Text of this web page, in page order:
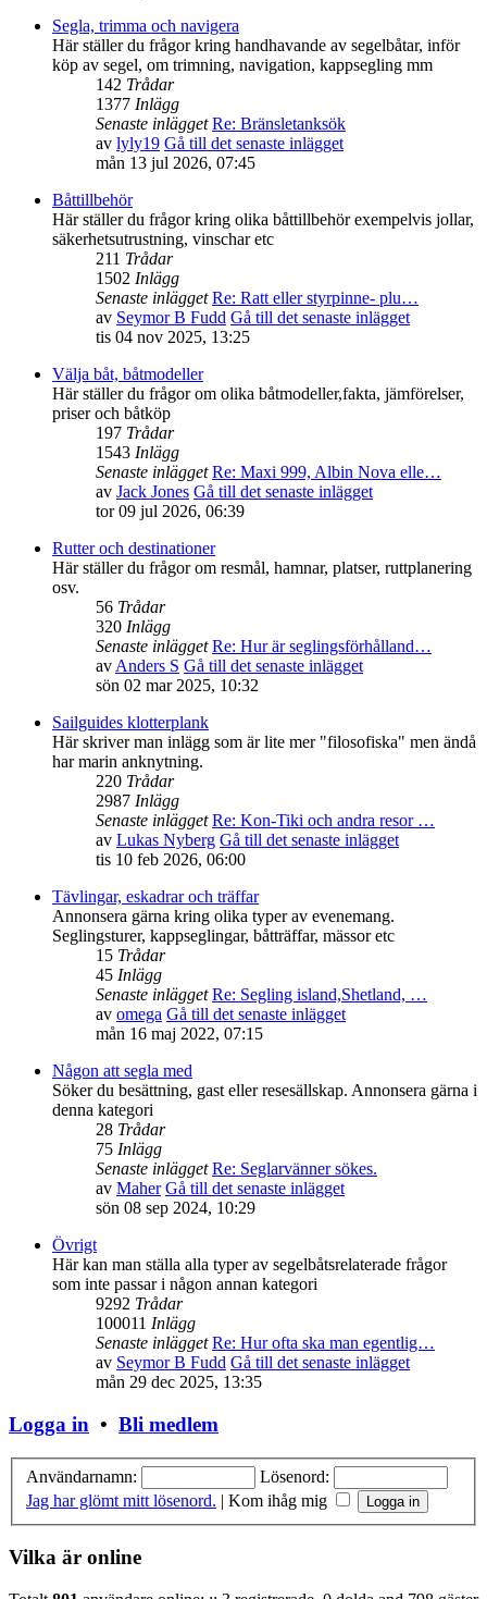
Segla, trimma och navigera
Här ställer du frågor kring handhavande av segelbåtar, inför
köp av segel, om trimning, navigation, kappsegling mm
142 Trådar
1377 Inlägg
Senaste inlägget Re: Bränsletanksök
av lyly19 Gå till det senaste inlägget
mån 13 jul 2026, 07:45
Båttillbehör
Här ställer du frågor kring olika båttillbehör exempelvis jollar,
säkerhetsutrustning, vinschar etc
211 Trådar
1502 Inlägg
Senaste inlägget Re: Ratt eller styrpinne- plu…
av Seymor B Fudd Gå till det senaste inlägget
tis 04 nov 2025, 13:25
Välja båt, båtmodeller
Här ställer du frågor om olika båtmodeller,fakta, jämförelser,
priser och båtköp
197 Trådar
1543 Inlägg
Senaste inlägget Re: Maxi 999, Albin Nova elle…
av Jack Jones Gå till det senaste inlägget
tor 09 jul 2026, 06:39
Rutter och destinationer
Här ställer du frågor om resmål, hamnar, platser, ruttplanering
osv.
56 Trådar
320 Inlägg
Senaste inlägget Re: Hur är seglingsförhålland…
avAnders S Gå till det senaste inlägget
sön 02 mar 2025, 10:32
Sailguides klotterplank
Här skriver man inlägg som är lite mer "filosofiska" men ändå
har marin anknytning.
220 Trådar
2987 Inlägg
Senaste inlägget Re: Kon-Tiki och andra resor …
av Lukas Nyberg Gå till det senaste inlägget
tis 10 feb 2026, 06:00
Tävlingar, eskadrar och träffar
Annonsera gärna kring olika typer av evenemang.
Seglingsturer, kappseglingar, båtträffar, mässor etc
15 Trådar
45 Inlägg
Senaste inlägget Re: Segling island,Shetland, …
av omega Gå till det senaste inlägget
mån 16 maj 2022, 07:15
Någon att segla med
Söker du besättning, gast eller resesällskap. Annonsera gärna i
denna kategori
28 Trådar
75 Inlägg
Senaste inlägget Re: Seglarvänner sökes.
av Maher Gå till det senaste inlägget
sön 08 sep 2024, 10:29
Övrigt
Här kan man ställa alla typer av segelbåtsrelaterade frågor
som inte passar i någon annan kategori
9292 Trådar
100011 Inlägg
Senaste inlägget Re: Hur ofta ska man egentlig…
av Seymor B Fudd Gå till det senaste inlägget
mån 29 dec 2025, 13:35
Logga in • Bli medlem
Användarnamn:
Lösenord:
Jag har glömt mitt lösenord. | Kom ihåg mig
Vilka är online